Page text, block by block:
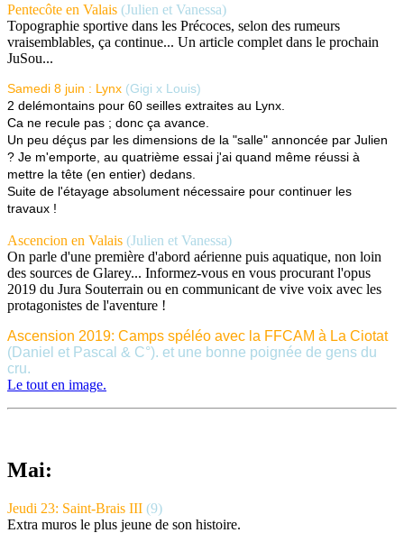
Pentecôte en Valais (Julien et Vanessa)
Topographie sportive dans les Précoces, selon des rumeurs
vraisemblables, ça continue... Un article complet dans le prochain
JuSou...
Samedi 8 juin : Lynx (Gigi x Louis)
2 delémontains pour 60 seilles extraites au Lynx.
Ca ne recule pas ; donc ça avance.
Un peu déçus par les dimensions de la "salle" annoncée par Julien
? Je m'emporte, au quatrième essai j'ai quand même réussi à
mettre la tête (en entier) dedans.
Suite de l'étayage absolument nécessaire pour continuer les
travaux !
Ascencion en Valais (Julien et Vanessa)
On parle d'une première d'abord aérienne puis aquatique, non loin
des sources de Glarey... Informez-vous en vous procurant l'opus
2019 du Jura Souterrain ou en communicant de vive voix avec les
protagonistes de l'aventure !
Ascension 2019: Camps spéléo avec la FFCAM à La Ciotat
(Daniel et Pascal & C°). et une bonne poignée de gens du
cru.
Le tout en image.
Mai:
Jeudi 23: Saint-Brais III (9)
Extra muros le plus jeune de son histoire.